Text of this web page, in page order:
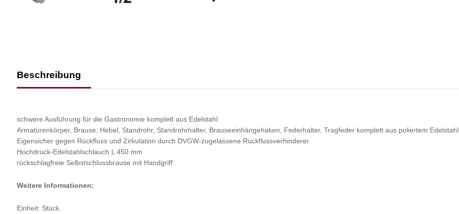
Beschreibung
schwere Ausführung für die Gastronomie komplett aus Edelstahl
Armaturenkörper, Brause, Hebel, Standrohr, Standrohrhalter, Brauseeinhängehaken, Federhalter, Tragfeder komplett aus poliertem Edelstahl
Eigensicher gegen Rückfluss und Zirkulation durch DVGW-zugelassene Rückflussverhinderer
Hochdruck-Edelstahlschlauch L 450 mm
rückschlagfreie Selbstschlussbrause mit Handgriff
Weitere Informationen:
Einheit: Stück